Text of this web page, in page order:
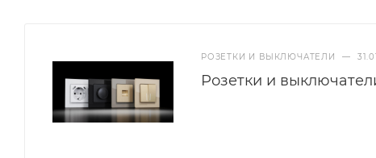
РОЗЕТКИ И ВЫКЛЮЧАТЕЛИ —
Розетки и